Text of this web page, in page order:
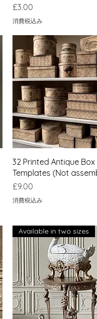
価格
£3.00
消費税込み
クイックビュー
32 Printed Antique Box
Templates (Not
価格
£9.00
消費税込み
Available in two sizes